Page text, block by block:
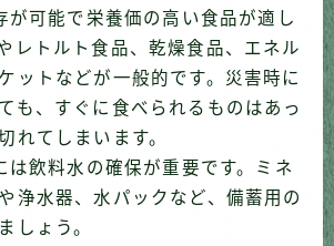
が可能で栄養価の高い食品が適し
レトルト食品、乾燥食品、エネル
ットなどが一般的です。 災害時に
も、すぐに食べられるものはあっ
れてしまいます。
は飲料水の確保が重要です。ミネ
浄水器、水パックなど、備蓄用の
しょう。